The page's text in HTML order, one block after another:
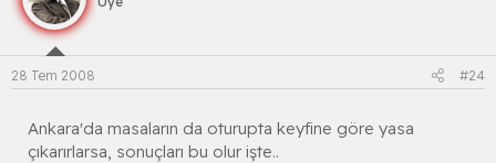
28 Tem 2008 #24
Ankara'da masaların da oturupta keyfine göre yasa
çıkarırlarsa, sonuçları bu olur işte..